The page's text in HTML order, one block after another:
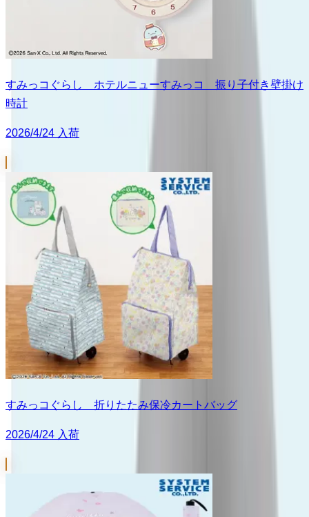
すみっコぐらし ホテルニューすみっコ 振り子付き壁掛け
時計
2026/4/24 入荷
すみっコぐらし 折りたたみ保冷カートバッグ
2026/4/24 入荷